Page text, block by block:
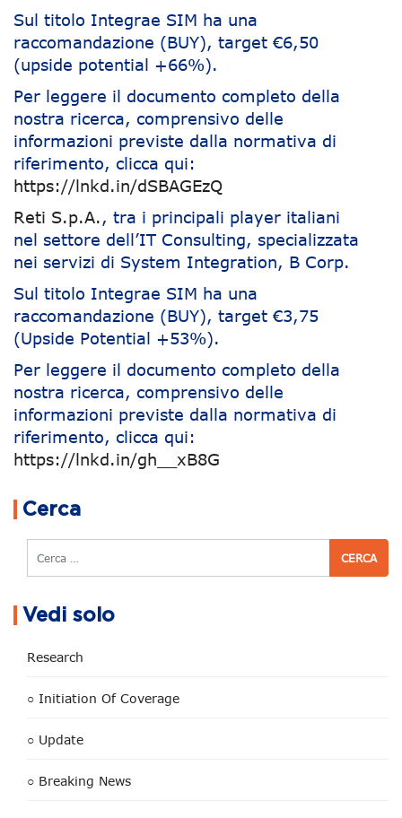
Sul titolo Integrae SIM ha una
raccomandazione (BUY), target €6,50
(upside potential +66%).
Per leggere il documento completo della
nostra ricerca, comprensivo delle
informazioni previste dalla normativa di
riferimento, clicca qui:
https://lnkd.in/dSBAGEzQ
Reti S.p.A., tra i principali player italiani
nel settore dell’IT Consulting, specializzata
nei servizi di System Integration, B Corp.
Sul titolo Integrae SIM ha una
raccomandazione (BUY), target €3,75
(Upside Potential +53%).
Per leggere il documento completo della
nostra ricerca, comprensivo delle
informazioni previste dalla normativa di
riferimento, clicca qui:
https://lnkd.in/gh__xB8G
Cerca
Cerca
Vedi solo
Research
○ Initiation Of Coverage
○ Update
○ Breaking News